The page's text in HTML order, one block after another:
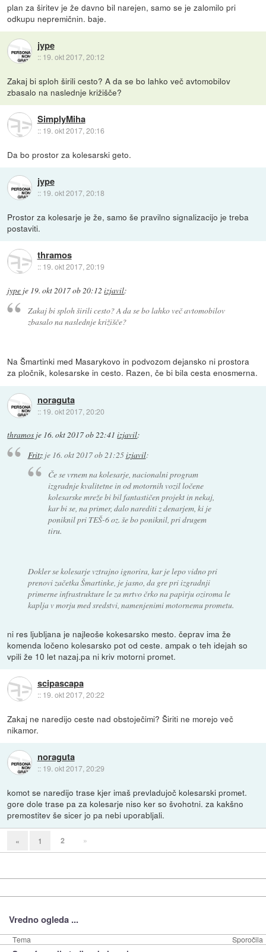
plan za širitev je že davno bil narejen, samo se je zalomilo pri
odkupu nepremičnin. baje.
jype
:: 19. okt 2017, 20:12
Zakaj bi sploh širili cesto? A da se bo lahko več avtomobilov
zbasalo na naslednje križišče?
SimplyMiha
:: 19. okt 2017, 20:16
Da bo prostor za kolesarski geto.
jype
:: 19. okt 2017, 20:18
Prostor za kolesarje je že, samo še pravilno signalizacijo je treba
postaviti.
thramos
:: 19. okt 2017, 20:19
jype je 19. okt 2017 ob 20:12 izjavil:
Zakaj bi sploh širili cesto? A da se bo lahko več avtomobilov
zbasalo na naslednje križišče?
Na Šmartinki med Masarykovo in podvozom dejansko ni prostora
za pločnik, kolesarske in cesto. Razen, če bi bila cesta enosmerna.
noraguta
:: 19. okt 2017, 20:20
thramos je 16. okt 2017 ob 22:41 izjavil:
Fritzje 16. okt 2017 ob 21:25izjavil:
Če se vrnem na kolesarje, nacionalni program
izgradnje kvalitetne in od motornih vozil ločene
kolesarske mreže bi bil fantastičen projekt in nekaj,
kar bi se, na primer, dalo narediti z denarjem, ki je
poniknil pri TEŠ-6 oz. še bo poniknil, pri drugem
tiru.
Dokler se kolesarje vztrajno ignorira, kar je lepo vidno pri
prenovi začetka Šmartinke, je jasno, da gre pri izgradnji
primerne infrastrukture le za mrtvo črko na papirju oziroma le
kaplja v morju med sredstvi, namenjenimi motornemu prometu.
ni res ljubljana je najleoše kokesarsko mesto. čeprav ima že
komenda ločeno kolesarsko pot od ceste. ampak o teh idejah so
vpili že 10 let nazaj.pa ni kriv motorni promet.
scipascapa
:: 19. okt 2017, 20:22
Zakaj ne naredijo ceste nad obstoječimi? Širiti ne morejo več
nikamor.
noraguta
:: 19. okt 2017, 20:29
komot se naredijo trase kjer imaš prevladujoč kolesarski promet.
gore dole trase pa za kolesarje niso ker so švohotni. za kakšno
premostitev še sicer jo pa nebi uporabljali.
« 1 2 »
Vredno ogleda ...
Tema Sporočila